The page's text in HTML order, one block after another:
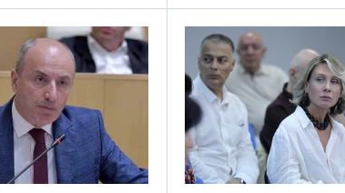
გადახედვა